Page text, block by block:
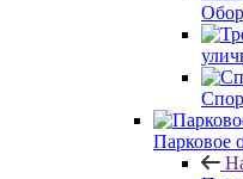
Парковое